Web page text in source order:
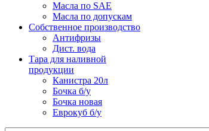
Масла по SAE
Масла по допускам
Собственное производство
Антифризы
Дист. вода
Тара для наливной
продукции
Канистра 20л
Бочка б/у
Бочка новая
Еврокуб б/у